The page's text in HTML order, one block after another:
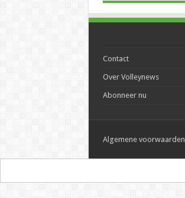
Contact
Over Volleynews
Abonneer nu
Algemene voorwaarden